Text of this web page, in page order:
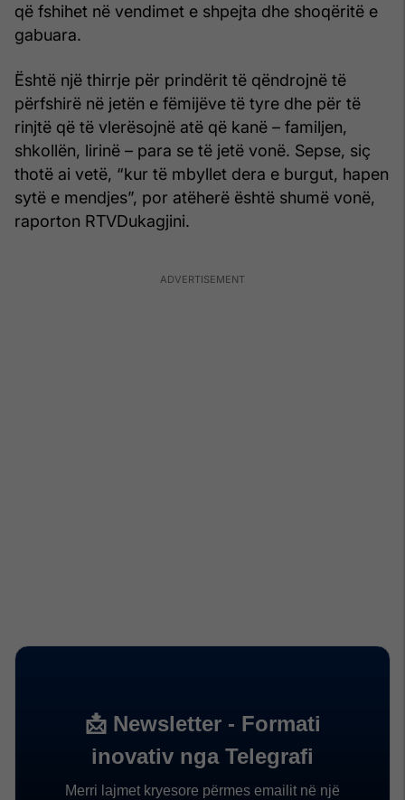
që fshihet në vendimet e shpejta dhe shoqëritë e
gabuara.
Është një thirrje për prindërit të qëndrojnë të
përfshirë në jetën e fëmijëve të tyre dhe për të
rinjtë që të vlerësojnë atë që kanë – familjen,
shkollën, lirinë – para se të jetë vonë. Sepse, siç
thotë ai vetë, “kur të mbyllet dera e burgut, hapen
sytë e mendjes”, por atëherë është shumë vonë,
raporton RTVDukagjini.